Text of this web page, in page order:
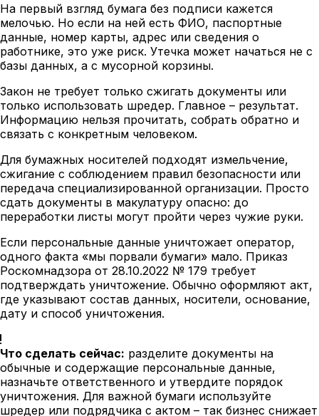
На первый взгляд бумага без подписи кажется
мелочью. Но если на ней есть ФИО, паспортные
данные, номер карты, адрес или сведения о
работнике, это уже риск. Утечка может начаться не с
базы данных, а с мусорной корзины.
Закон не требует только сжигать документы или
только использовать шредер. Главное – результат.
Информацию нельзя прочитать, собрать обратно и
связать с конкретным человеком.
Для бумажных носителей подходят измельчение,
сжигание с соблюдением правил безопасности или
передача специализированной организации. Просто
сдать документы в макулатуру опасно: до
переработки листы могут пройти через чужие руки.
Если персональные данные уничтожает оператор,
одного факта «мы порвали бумаги» мало. Приказ
Роскомнадзора от 28.10.2022 № 179 требует
подтверждать уничтожение. Обычно оформляют акт,
где указывают состав данных, носители, основание,
дату и способ уничтожения.
Что сделать сейчас: разделите документы на
обычные и содержащие персональные данные,
назначьте ответственного и утвердите порядок
уничтожения. Для важной бумаги используйте
шредер или подрядчика с актом – так бизнес снижает